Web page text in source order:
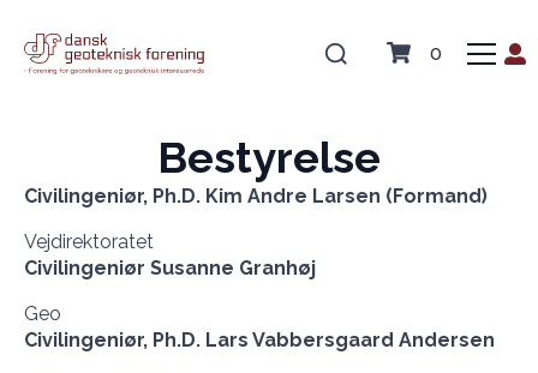
0
Bestyrelse
Civilingeniør, Ph.D. Kim Andre Larsen (Formand)
Vejdirektoratet
Civilingeniør Susanne Granhøj
Geo
Civilingeniør, Ph.D. Lars Vabbersgaard Andersen